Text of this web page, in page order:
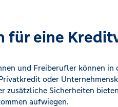
für eine
und Freiberufler können in
oder
zusätzliche Sicherheiten
aufwiegen.